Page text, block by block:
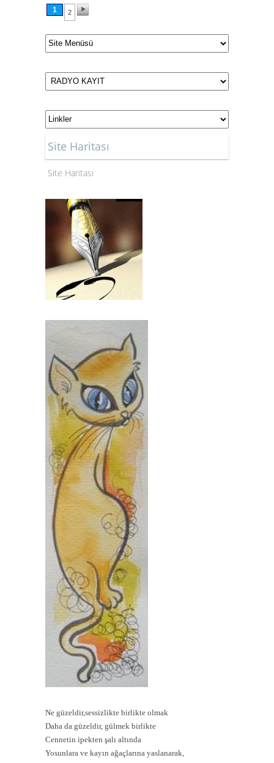
1 2
Site Haritası
Site Haritası
Ne güzeldir,sessizlikte birlikte olmak
Daha da güzeldir, gülmek birlikte
Cennetin ipekten şalı altında
Yosunlara ve kayın ağaçlarına yaslanarak,